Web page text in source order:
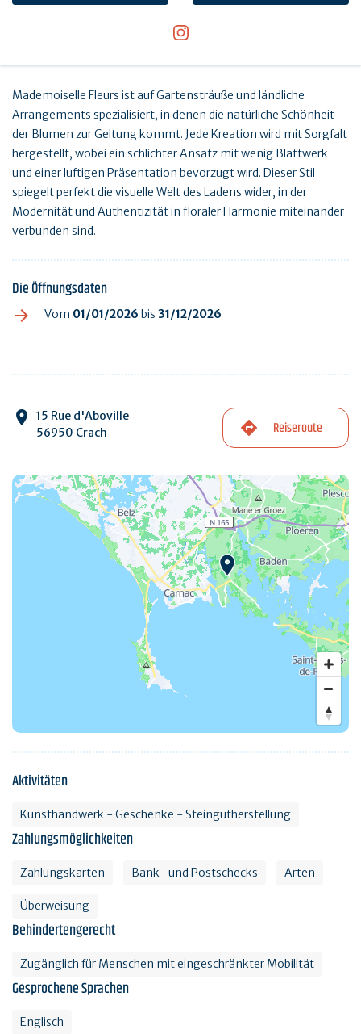
Mademoiselle Fleurs ist auf Gartensträuße und ländliche
Arrangements spezialisiert, in denen die natürliche Schönheit
der Blumen zur Geltung kommt. Jede Kreation wird mit Sorgfalt
hergestellt, wobei ein schlichter Ansatz mit wenig Blattwerk
und einer luftigen Präsentation bevorzugt wird. Dieser Stil
spiegelt perfekt die visuelle Welt des Ladens wider, in der
Modernität und Authentizität in floraler Harmonie miteinander
verbunden sind.
Die Öffnungsdaten
Vom 01/01/2026 bis 31/12/2026
15 Rue d'Aboville
56950 Crach
Reiseroute
Aktivitäten
Kunsthandwerk - Geschenke - Steingutherstellung
Zahlungsmöglichkeiten
Zahlungskarten Bank- und Postschecks Arten
Überweisung
Behindertengerecht
Zugänglich für Menschen mit eingeschränkter Mobilität
Gesprochene Sprachen
Englisch